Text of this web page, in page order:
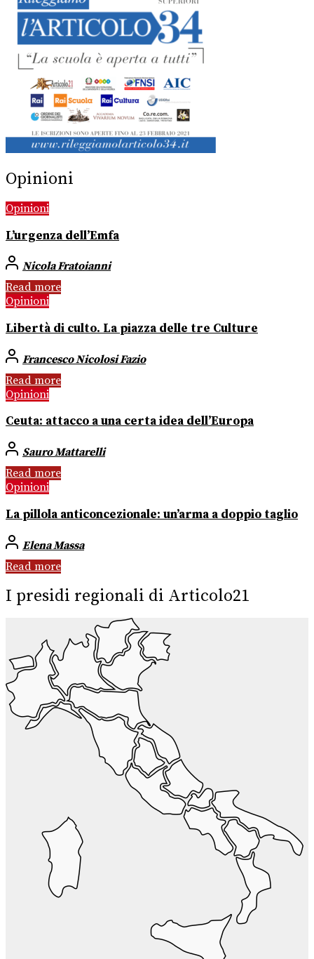
Opinioni
Opinioni
L’urgenza dell’Emfa
Nicola Fratoianni
Read more
Opinioni
Libertà di culto. La piazza delle tre Culture
Francesco Nicolosi Fazio
Read more
Opinioni
Ceuta: attacco a una certa idea dell’Europa
Sauro Mattarelli
Read more
Opinioni
La pillola anticoncezionale: un’arma a doppio taglio
Elena Massa
Read more
I presidi regionali di Articolo21